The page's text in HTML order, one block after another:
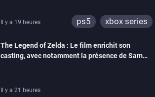
Il y a 19 heures ps5 xbox series
The Legend of Zelda : Le film enrichit son
casting, avec notamment la présence de Sam
Il y a 21 heures